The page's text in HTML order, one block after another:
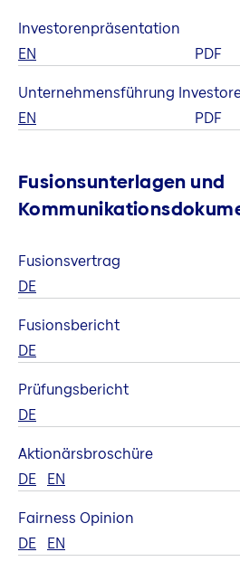
Investorenpräsentation
EN
PDF
Unternehmensführung
EN
PDF
Fusionsunterlagen und
Fusionsvertrag
DE
Fusionsbericht
DE
Prüfungsbericht
DE
Aktionärsbroschüre
DE EN
Fairness Opinion
DE EN